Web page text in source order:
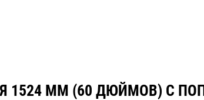
1524 ММ (60 ДЮЙМОВ) С